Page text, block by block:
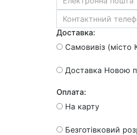
Доставка:
Самовивіз (місто
Доставка Новою
Оплата:
На карту
Безготівковий